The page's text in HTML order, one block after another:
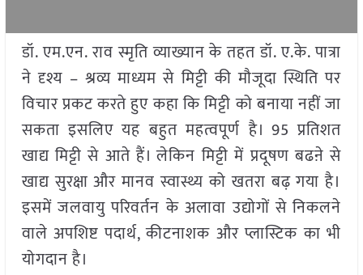
डॉ. एम.एन. राव स्मृति व्याख्यान के तहत डॉ. ए.के. पात्रा
ने दृश्य – श्रव्य माध्यम से मिट्टी की मौजूदा स्थिति पर
विचार प्रकट करते हुए कहा कि मिट्टी को बनाया नहीं जा
सकता इसलिए यह बहुत महत्वपूर्ण है। 95 प्रतिशत
खाद्य मिट्टी से आते हैं। लेकिन मिट्टी में प्रदूषण बढऩे से
खाद्य सुरक्षा और मानव स्वास्थ्य को खतरा बढ़ गया है।
इसमें जलवायु परिवर्तन के अलावा उद्योगों से निकलने
वाले अपशिष्ट पदार्थ, कीटनाशक और प्लास्टिक का भी
योगदान है।